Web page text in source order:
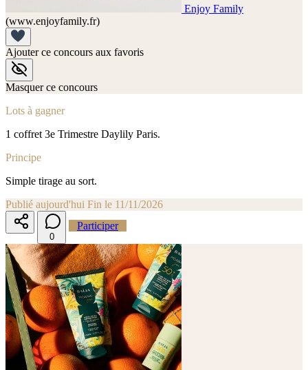
Enjoy Family
(www.enjoyfamily.fr)
Ajouter ce concours aux favoris
Masquer ce concours
Lots à gagner
1 coffret 3e Trimestre Daylily Paris.
Principe
Simple tirage au sort.
Publié aujourd'hui Fin le 11/11/2026
0
Participer